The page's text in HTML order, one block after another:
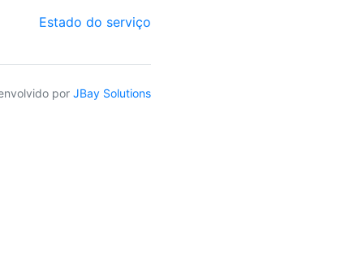
Estado do serviço
por JBay Solutions